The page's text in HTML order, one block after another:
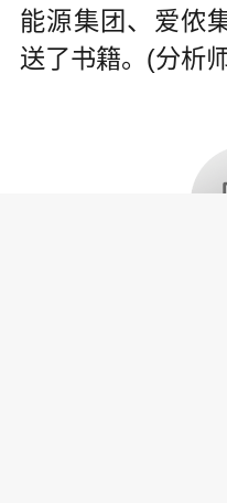
能源集团、爱侬
送了书籍。(分析